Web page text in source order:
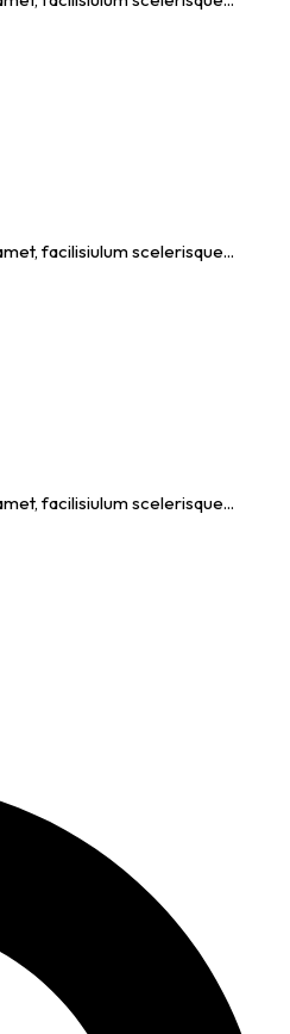
facilisiulum scelerisque...
facilisiulum scelerisque...